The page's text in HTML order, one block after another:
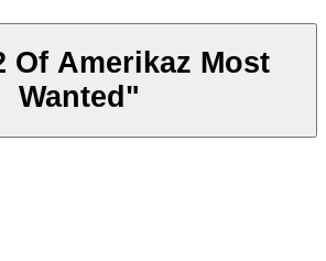
Of Amerikaz Most
Wanted"